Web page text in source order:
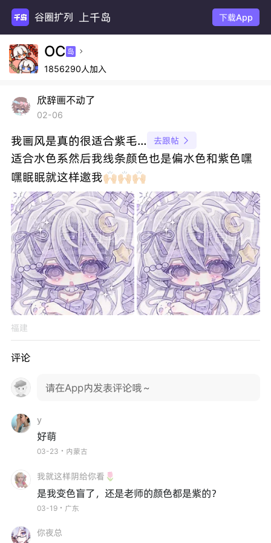
谷圈扩列 上千岛 下载App
OC 岛 
1856290人加入
欣辞画不动了
02-06
我画风是真的很适合紫毛… 去跟帖 
适合水色系然后我线条颜色也是偏水色和紫色嘿
嘿眠眠就这样邀我🙌🏻🙌🏻🙌🏻
福建
评论
请在App内发表评论哦～
y
好萌
03-23・内蒙古
我就这样阴给你看🌷
是我变色盲了，还是老师的颜色都是紫的？
03-19・广东
你夜总